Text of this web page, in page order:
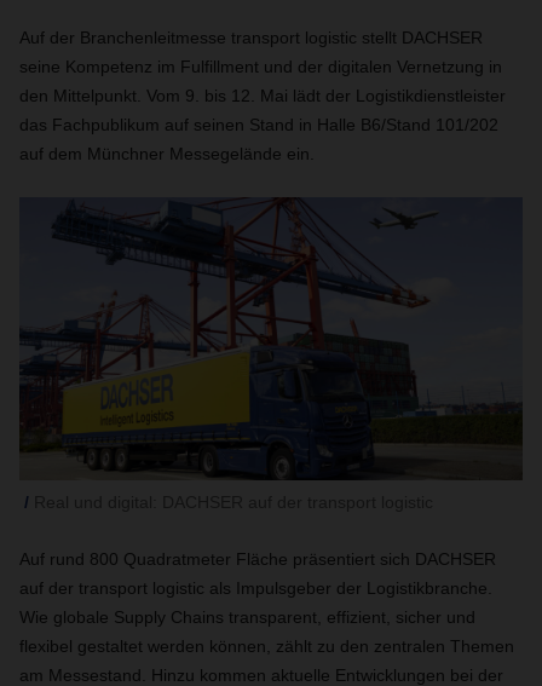
Auf der Branchenleitmesse transport logistic stellt DACHSER
seine Kompetenz im Fulfillment und der digitalen Vernetzung in
den Mittelpunkt. Vom 9. bis 12. Mai lädt der Logistikdienstleister
das Fachpublikum auf seinen Stand in Halle B6/Stand 101/202
auf dem Münchner Messegelände ein.
Auf rund 800 Quadratmeter Fläche präsentiert sich DACHSER
auf der transport logistic als Impulsgeber der Logistikbranche.
Wie globale Supply Chains transparent, effizient, sicher und
flexibel gestaltet werden können, zählt zu den zentralen Themen
am Messestand. Hinzu kommen aktuelle Entwicklungen bei der